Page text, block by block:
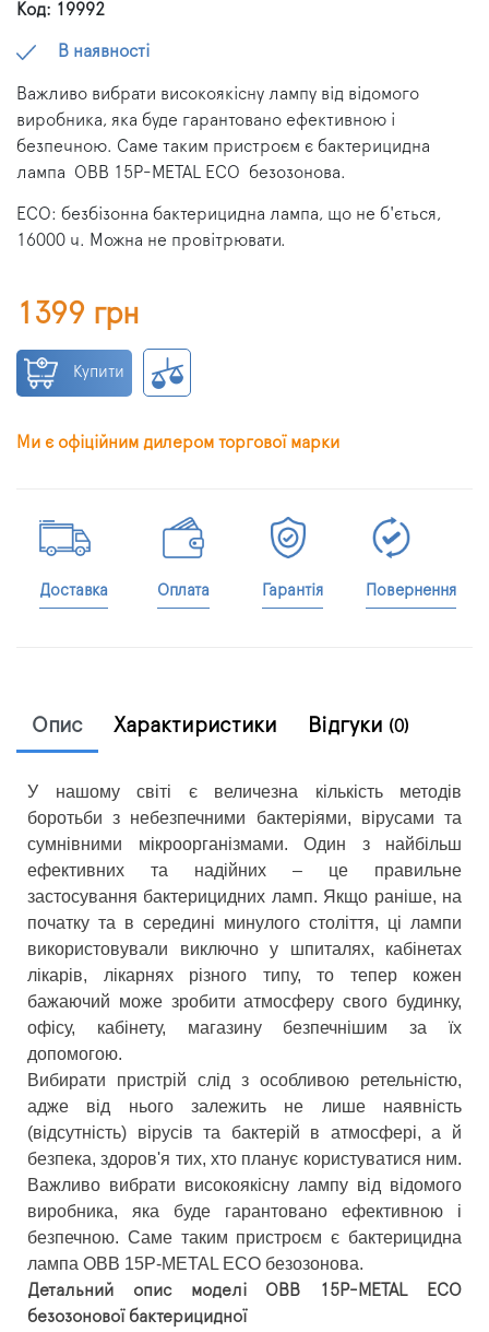
Код: 19992
В наявності
Важливо вибрати високоякісну лампу від відомого
виробника, яка буде гарантовано ефективною і
безпечною. Саме таким пристроєм є бактерицидна
лампа
OBB 15P-METAL ECO безозонова.
ECO: безбізонна бактерицидна лампа, що не б'ється,
16000 ч. Можна не провітрювати.
1399 грн
Купити
Ми є офіційним дилером торгової марки
Доставка Оплата Гарантія Повернення
Опис Характиристики Відгуки (0)
У нашому світі є величезна кількість методів
боротьби з небезпечними бактеріями, вірусами та
сумнівними мікроорганізмами. Один з найбільш
ефективних та надійних – це правильне
застосування бактерицидних ламп. Якщо раніше, на
початку та в середині минулого століття, ці лампи
використовували виключно у шпиталях, кабінетах
лікарів, лікарнях різного типу, то тепер кожен
бажаючий може зробити атмосферу свого будинку,
офісу, кабінету, магазину безпечнішим за їх
допомогою.
Вибирати пристрій слід з особливою ретельністю,
адже від нього залежить не лише наявність
(відсутність) вірусів та бактерій в атмосфері, а й
безпека, здоров'я тих, хто планує користуватися ним.
Важливо вибрати високоякісну лампу від відомого
виробника, яка буде гарантовано ефективною і
безпечною. Саме таким пристроєм є бактерицидна
лампа OBB 15P-METAL ECO безозонова.
Детальний опис моделі OBB 15P-METAL ECO
безозонової бактерицидної